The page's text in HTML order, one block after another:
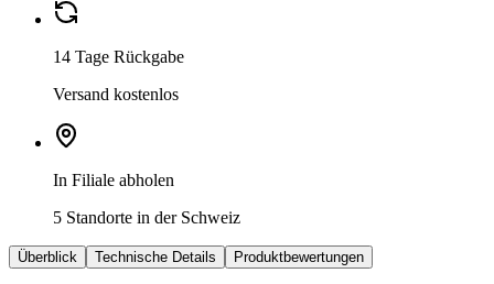
14 Tage Rückgabe
Versand kostenlos
In Filiale abholen
5 Standorte in der Schweiz
Überblick Technische Details Produktbewertungen